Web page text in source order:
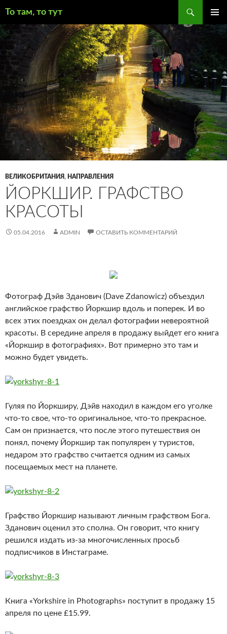
То там, то тут
МЕНЮ
К
СОДЕРЖИМОМУ
ВЕЛИКОБРИТАНИЯ, НАПРАВЛЕНИЯ
ЙОРКШИР. ГРАФСТВО
КРАСОТЫ
05.04.2016 ADMIN ОСТАВИТЬ КОММЕНТАРИЙ
Фотограф Дэйв Зданович (Dave Zdanowicz) объездил
английское графство Йоркшир вдоль и поперек. И во
всех этих поездках он делал фотографии невероятной
красоты. В середине апреля в продажу выйдет его книга
«Йоркшир в фотографиях». Вот примерно это там и
можно будет увидеть.
Гуляя по Йоркширу, Дэйв находил в каждом его уголке
что-то свое, что-то оригинальное, что-то прекрасное.
Сам он признается, что после этого путешествия он
понял, почему Йоркшир так популярен у туристов,
недаром это графство считается одним из самых
посещаемых мест на планете.
Графство Йоркшир называют личным графством Бога.
Зданович оценил это сполна. Он говорит, что книгу
решился издать из-за многочисленных просьб
подписчиков в Инстаграме.
Книга «Yorkshire in Photographs» поступит в продажу 15
апреля по цене £15.99.